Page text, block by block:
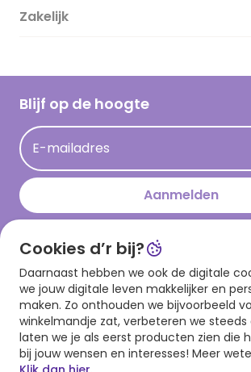
Duurzaamheid
Hallmark Kaartclub
Acties
Persberichten
Hallmark en Kinderpostzegels
Magazine
Cadeau inspiratie
Kaartinspiratie
Zakelijk
Blijf op de hoogte
E-mailadres
Aanmelden
Download onze app
Cookies d’r bij?
Daarnaast hebben we ook de digitale
we jouw digitale leven makkelijker en
maken. Zo onthouden we bijvoorbeeld
winkelmandje zat, verbeteren we steeds
laten we je als eerst producten zien die
bij jouw wensen en interesses! Meer